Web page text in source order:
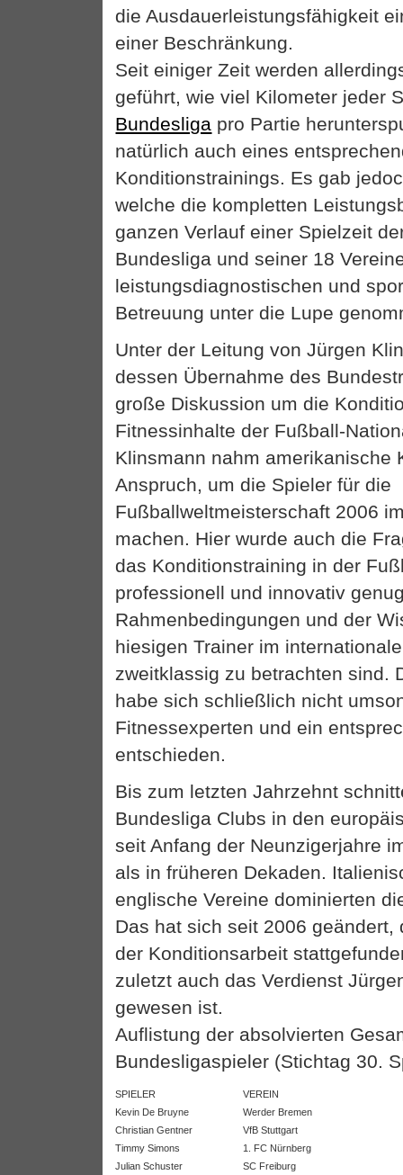
die Ausdauerleistungsfähigkeit
einer Beschränkung.
Seit einiger Zeit werden
geführt, wie viel Kilometer jeder
Bundesliga pro Partie
natürlich auch eines
Konditionstrainings. Es gab
welche die kompletten
ganzen Verlauf einer Spielzeit
Bundesliga und seiner 18
leistungsdiagnostischen und
Betreuung unter die Lupe
Unter der Leitung von Jürgen
dessen Übernahme des
große Diskussion um die
Fitnessinhalte der Fußball-
Klinsmann nahm amerikanische
Anspruch, um die Spieler für die
Fußballweltmeisterschaft 2006
machen. Hier wurde auch die
das Konditionstraining in der
professionell und innovativ
Rahmenbedingungen und der
hiesigen Trainer im
zweitklassig zu betrachten sind.
habe sich schließlich nicht
Fitnessexperten und ein
entschieden.
Bis zum letzten Jahrzehnt
Bundesliga Clubs in den
seit Anfang der Neunzigerjahre
als in früheren Dekaden.
englische Vereine dominierten
Das hat sich seit 2006 geändert,
der Konditionsarbeit
zuletzt auch das Verdienst
gewesen ist.
Auflistung der absolvierten
Bundesligaspieler (Stichtag 30.
SPIELER
VEREIN
Kevin De Bruyne
Werder Bremen
Christian Gentner
VfB Stuttgart
Timmy Simons
1. FC Nürnberg
Julian Schuster
SC Freiburg